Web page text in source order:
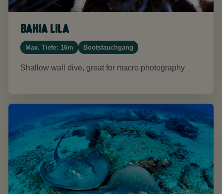
Bahia Lila
Max. Tiefe: 16m Bootstauchgang
Shallow wall dive, great for macro photography